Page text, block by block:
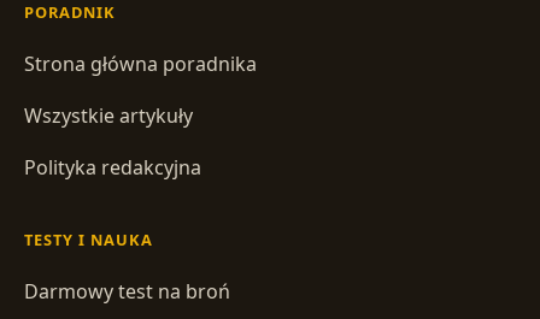
PORADNIK
Strona główna poradnika
Wszystkie artykuły
Polityka redakcyjna
TESTY I NAUKA
Darmowy test na broń